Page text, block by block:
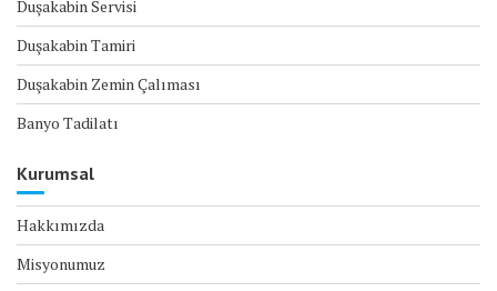
Duşakabin Servisi
Duşakabin Tamiri
Duşakabin Zemin Çalıması
Banyo Tadilatı
Kurumsal
Hakkımızda
Misyonumuz